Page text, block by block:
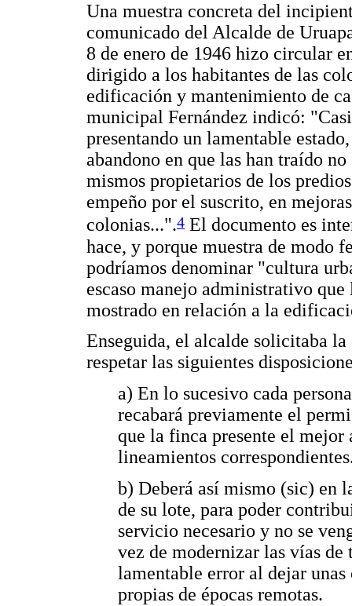
Una muestra concreta del
comunicado del Alcalde de
8 de enero de 1946 hizo circular
dirigido a los habitantes de las
edificación y mantenimiento de
municipal Fernández indicó:
presentando un lamentable
abandono en que las han traído
mismos propietarios de los
empeño por el suscrito, en
colonias...".4 El documento es
hace, y porque muestra de modo
podríamos denominar "cultura
escaso manejo administrativo
mostrado en relación a la
Enseguida, el alcalde solicitaba
respetar las siguientes
a) En lo sucesivo cada
recabará previamente el
que la finca presente el mejor
lineamientos
b) Deberá así mismo (sic) en
de su lote, para poder
servicio necesario y no se
vez de modernizar las vías
lamentable error al dejar
propias de épocas remotas.